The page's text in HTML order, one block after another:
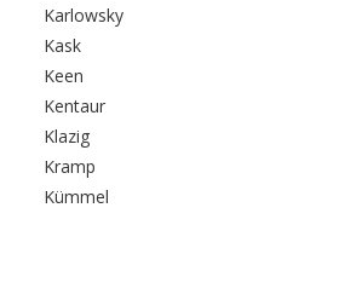
KarlowskyFiltrér efter category: Karlowsky
KaskFiltrér efter category: Kask
Keen
KentaurFiltrér efter category: Kentaur
KlazigFiltrér efter category: Klazig
Kramp
Kümmel